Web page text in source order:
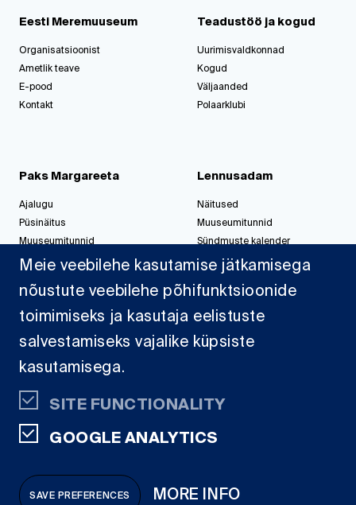
Eesti Meremuuseum
Organisatsioonist
Ametlik teave
E-pood
Kontakt
Teadustöö ja kogud
Uurimisvaldkonnad
Kogud
Väljaanded
Polaarklubi
Paks Margareeta
Ajalugu
Püsinäitus
Muuseumitunnid
Korralda üritus
Lennusadam
Näitused
Muuseumitunnid
Sündmuste kalender
Korralda üritus
Sadamast
Dokumendid
SA Eesti
Vesilennuki 1,
Meie veebilehe kasutamise jätkamisega
nõustute veebilehe põhifunktsioonide
toimimiseks ja kasutaja eelistuste
salvestamiseks vajalike küpsiste
kasutamisega.
SITE FUNCTIONALITY
GOOGLE ANALYTICS
SAVE PREFERENCES MORE INFO